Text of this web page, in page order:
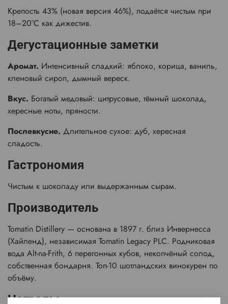
Крепость 43% (новая версия 46%), подаётся чистым при
18–20°C как дижестив.
Дегустационные заметки
Аромат. Интенсивный сладкий: яблоко, корица, ваниль,
кленовый сироп, дымный вереск.
Вкус. Богатый медовый: цитрусовые, тёмный шоколад,
хересные ноты, пряности.
Послевкусие. Длительное сухое: дуб, хересная
сладость.
Гастрономия
Чистым к шоколаду или выдержанным сырам.
Производитель
Tomatin Distillery — основана в 1897 г. близ Инвернесса
(Хайленд), независимая Tomatin Legacy PLC. Родниковая
вода Alt-na-Frith, 6 перегонных кубов, некопчёный солод,
собственная бондарня. Топ-10 шотландских винокурен по
объёму.
Награды